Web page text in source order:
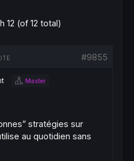
12 (of 12 total)
#9855
Master
stratégies sur
au quotidien sans